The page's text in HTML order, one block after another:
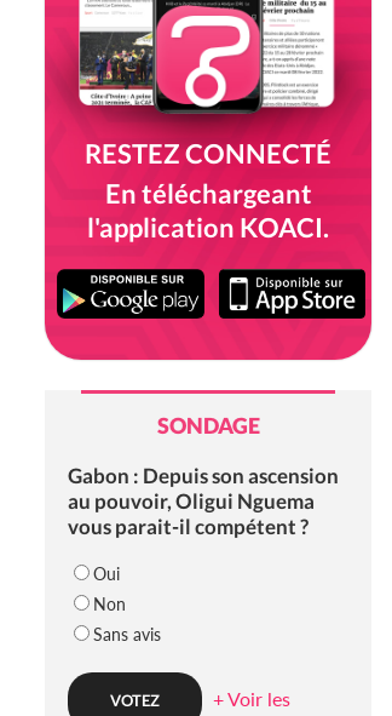
RESTEZ CONNECTÉ
En téléchargeant
l'application KOACI.
SONDAGE
Gabon : Depuis son ascension
au pouvoir, Oligui Nguema
vous parait-il compétent ?
Oui
Non
Sans avis
+ Voir les